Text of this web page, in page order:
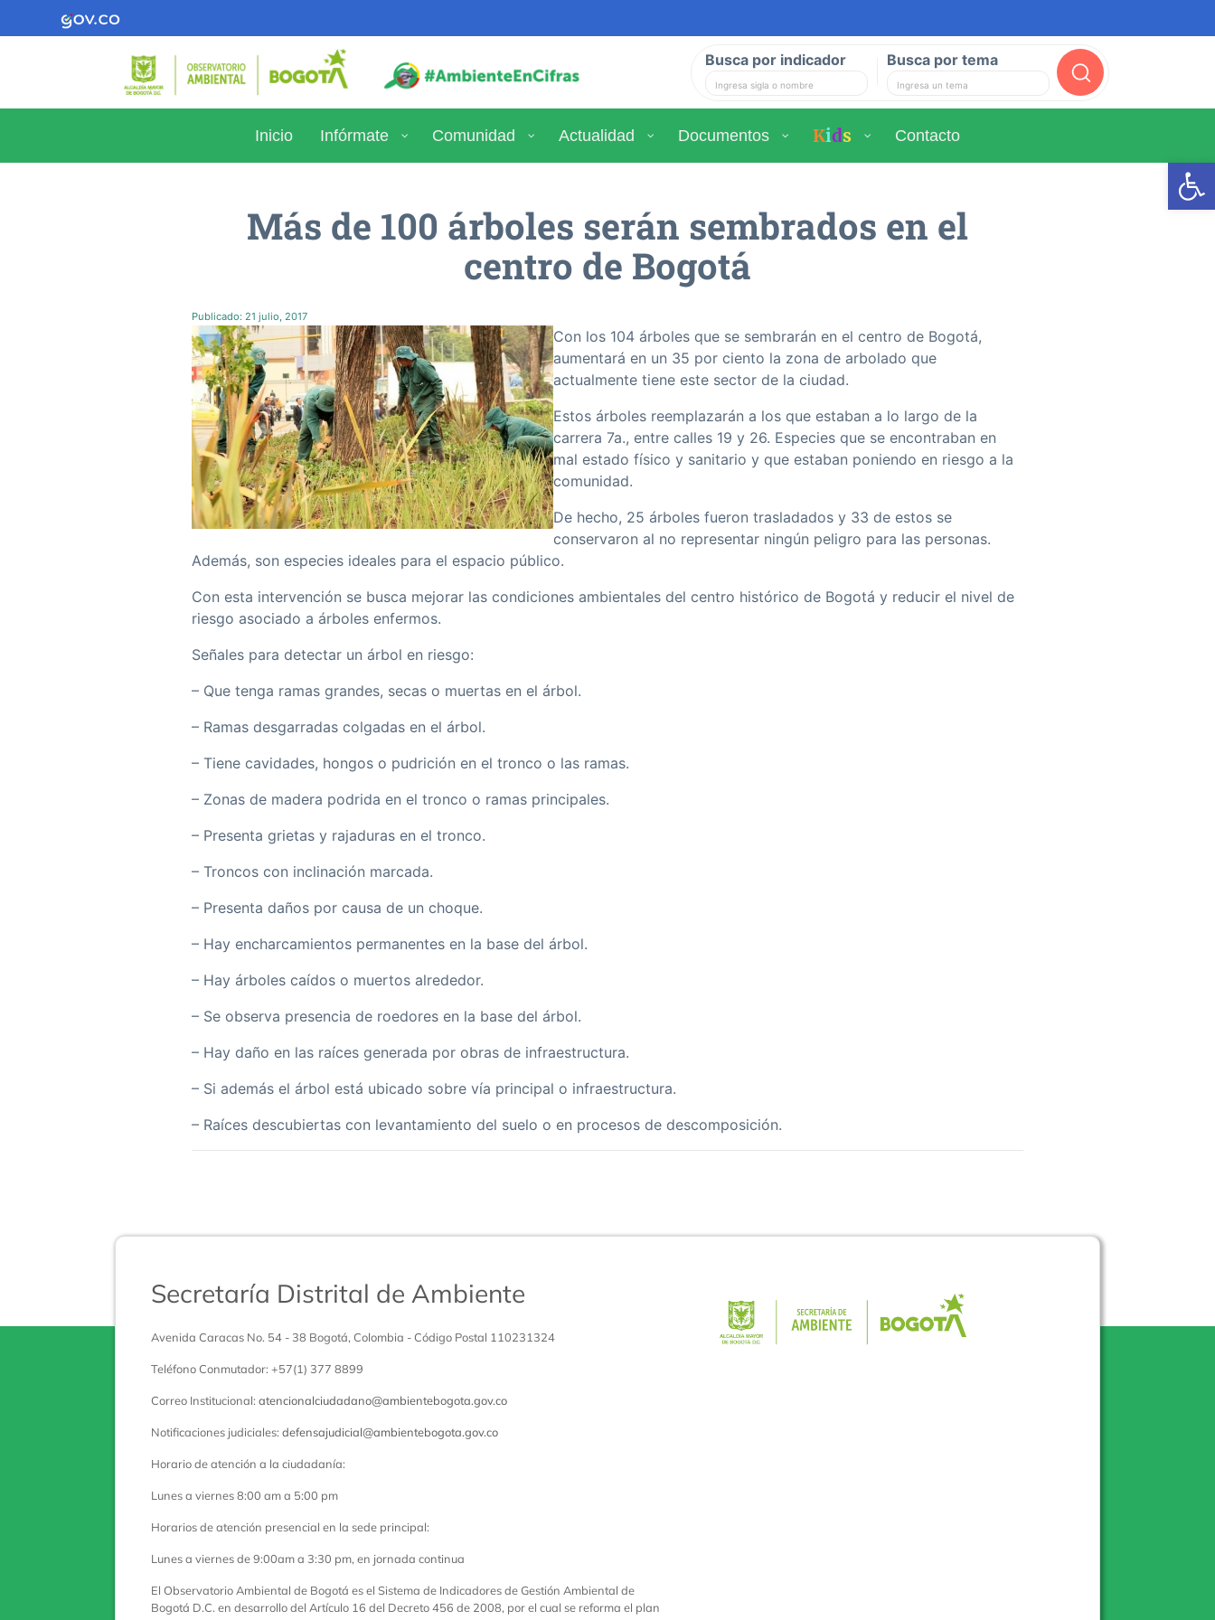
Busca por indicador Busca por tema
Buscar
Inicio Infórmate Comunidad Actualidad Documentos Kids Contacto
Más de 100 árboles serán sembrados en el
centro de Bogotá
Publicado: 21 julio, 2017
Con los 104 árboles que se sembrarán en el centro de Bogotá,
aumentará en un 35 por ciento la zona de arbolado que
actualmente tiene este sector de la ciudad.
Estos árboles reemplazarán a los que estaban a lo largo de la
carrera 7a., entre calles 19 y 26. Especies que se encontraban en
mal estado físico y sanitario y que estaban poniendo en riesgo a la
comunidad.
De hecho, 25 árboles fueron trasladados y 33 de estos se
conservaron al no representar ningún peligro para las personas.
Además, son especies ideales para el espacio público.
Con esta intervención se busca mejorar las condiciones ambientales del centro histórico de Bogotá y reducir el nivel de
riesgo asociado a árboles enfermos.
Señales para detectar un árbol en riesgo:
– Que tenga ramas grandes, secas o muertas en el árbol.
– Ramas desgarradas colgadas en el árbol.
– Tiene cavidades, hongos o pudrición en el tronco o las ramas.
– Zonas de madera podrida en el tronco o ramas principales.
– Presenta grietas y rajaduras en el tronco.
– Troncos con inclinación marcada.
– Presenta daños por causa de un choque.
– Hay encharcamientos permanentes en la base del árbol.
– Hay árboles caídos o muertos alrededor.
– Se observa presencia de roedores en la base del árbol.
– Hay daño en las raíces generada por obras de infraestructura.
– Si además el árbol está ubicado sobre vía principal o infraestructura.
– Raíces descubiertas con levantamiento del suelo o en procesos de descomposición.
Secretaría Distrital de Ambiente
Avenida Caracas No. 54 - 38 Bogotá, Colombia - Código Postal 110231324
Teléfono Conmutador: +57(1) 377 8899
Correo Institucional: atencionalciudadano@ambientebogota.gov.co
Notificaciones judiciales: defensajudicial@ambientebogota.gov.co
Horario de atención a la ciudadanía:
Lunes a viernes 8:00 am a 5:00 pm
Horarios de atención presencial en la sede principal:
Lunes a viernes de 9:00am a 3:30 pm, en jornada continua
El Observatorio Ambiental de Bogotá es el Sistema de Indicadores de Gestión Ambiental de
Bogotá D.C. en desarrollo del Artículo 16 del Decreto 456 de 2008, por el cual se reforma el plan